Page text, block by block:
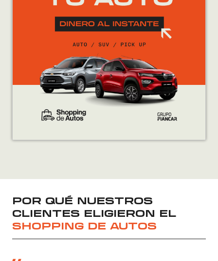
POR QUÉ NUESTROS
CLIENTES ELIGIERON EL
SHOPPING DE AUTOS